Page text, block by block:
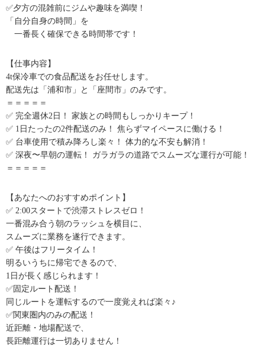
✅夕方の混雑前にジムや趣味を満喫！
「自分自身の時間」を
一番長く確保できる時間帯です！
【仕事内容】
4t保冷車での食品配送をお任せします。
配送先は「浦和市」と「座間市」のみです。
＝＝＝＝＝
✅ 完全週休2日！ 家族との時間もしっかりキープ！
✅ 1日たったの2件配送のみ！ 焦らずマイペースに働ける！
✅ 台車使用で積み降ろし楽々！ 体力的な不安も解消！
✅ 深夜〜早朝の運転！ ガラガラの道路でスムーズな運行が可能！
＝＝＝＝＝
【あなたへのおすすめポイント】
✅ 2:00スタートで渋滞ストレスゼロ！
一番混み合う朝のラッシュを横目に、
スムーズに業務を遂行できます。
✅ 午後はフリータイム！
明るいうちに帰宅できるので、
1日が長く感じられます！
✅固定ルート配送！
同じルートを運転するので一度覚えれば楽々♪
✅関東圏内のみの配送！
近距離・地場配送で、
長距離運行は一切ありません！